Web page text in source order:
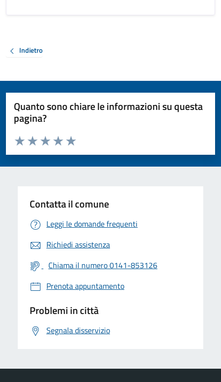
Indietro
Quanto sono chiare le informazioni su questa
pagina?
Valuta da 1 a 5 stelle la pagina
Valuta 5 stelle su 5
Valuta 4 stelle su 5
Valuta 3 stelle su 5
Valuta 2 stelle su 5
Valuta 1 stelle su 5
Contatta il comune
Leggi le domande frequenti
Richiedi assistenza
Chiama il numero 0141-853126
Prenota appuntamento
Problemi in città
Segnala disservizio